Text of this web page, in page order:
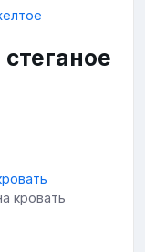
кровать